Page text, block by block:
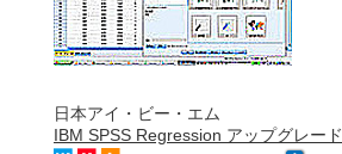
日本アイ・ビー・エム
IBM SPSS Regression アップグレード